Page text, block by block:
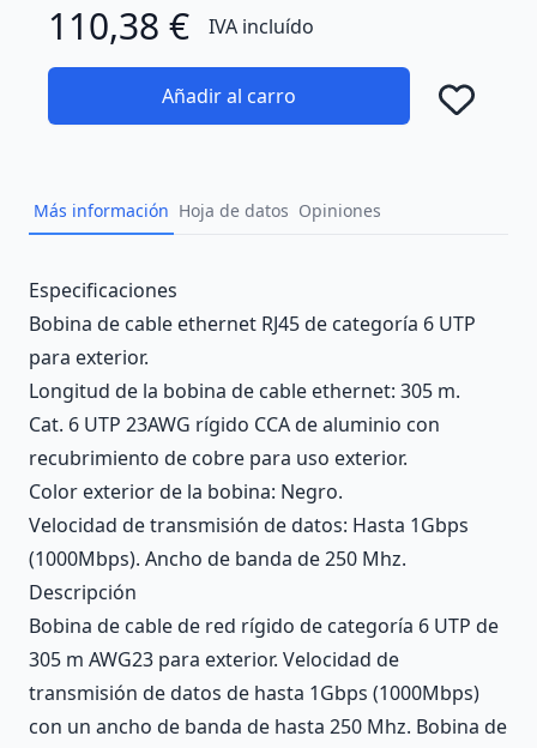
110,38 € IVA incluído
Añadir al carro
Más información Hoja de datos Opiniones
Description
Especificaciones
Bobina de cable ethernet RJ45 de categoría 6 UTP
para exterior.
Longitud de la bobina de cable ethernet: 305 m.
Cat. 6 UTP 23AWG rígido CCA de aluminio con
recubrimiento de cobre para uso exterior.
Color exterior de la bobina: Negro.
Velocidad de transmisión de datos: Hasta 1Gbps
(1000Mbps). Ancho de banda de 250 Mhz.
Descripción
Bobina de cable de red rígido de categoría 6 UTP de
305 m AWG23 para exterior. Velocidad de
transmisión de datos de hasta 1Gbps (1000Mbps)
con un ancho de banda de hasta 250 Mhz. Bobina de